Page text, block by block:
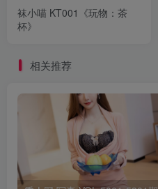
袜小喵 KT001《玩物：茶
杯》
相关推荐